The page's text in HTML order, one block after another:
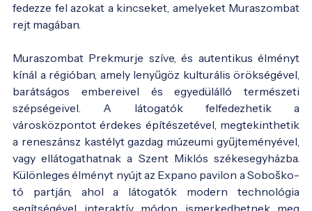
fedezze fel azokat a kincseket, amelyeket Muraszombat
rejt magában.
Muraszombat Prekmurje szíve, és autentikus élményt
kínál a régióban, amely lenyűgöz kulturális örökségével,
barátságos embereivel és egyedülálló természeti
szépségeivel. A látogatók felfedezhetik a
városközpontot érdekes építészetével, megtekinthetik
a reneszánsz kastélyt gazdag múzeumi gyűjteményével,
vagy ellátogathatnak a Szent Miklós székesegyházba.
Különleges élményt nyújt az Expano pavilon a Soboško-
tó partján, ahol a látogatók modern technológia
segítségével interaktív módon ismerkedhetnek meg